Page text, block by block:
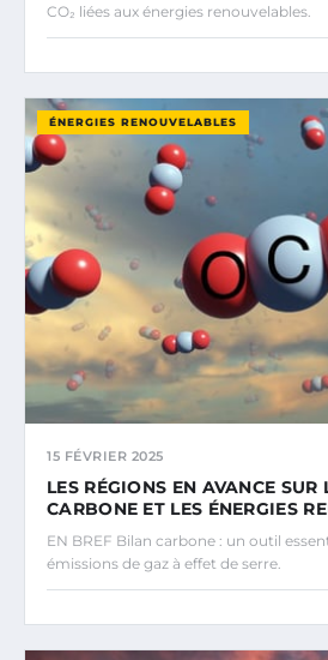
CO₂ liées aux énergies renouvelables.
ÉNERGIES RENOUVELABLES
15 FÉVRIER 2025
LES RÉGIONS EN AVANCE SUR
CARBONE ET LES ÉNERGIES
EN BREF Bilan carbone : un outil
émissions de gaz à effet de serre.